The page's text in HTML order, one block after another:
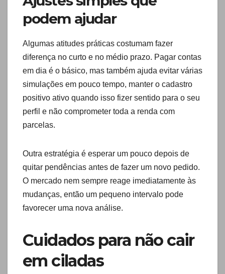
podem ajudar
Algumas atitudes práticas costumam fazer
diferença no curto e no médio prazo. Pagar contas
em dia é o básico, mas também ajuda evitar várias
simulações em pouco tempo, manter o cadastro
positivo ativo quando isso fizer sentido para o seu
perfil e não comprometer toda a renda com
parcelas.
Outra estratégia é esperar um pouco depois de
quitar pendências antes de fazer um novo pedido.
O mercado nem sempre reage imediatamente às
mudanças, então um pequeno intervalo pode
favorecer uma nova análise.
Cuidados para não cair
em ciladas